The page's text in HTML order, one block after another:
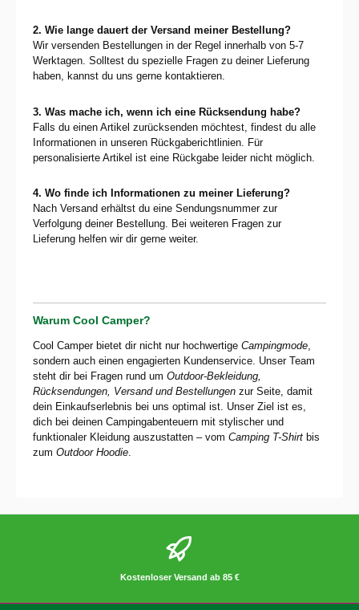
2. Wie lange dauert der Versand meiner Bestellung?
Wir versenden Bestellungen in der Regel innerhalb von 5-7
Werktagen. Solltest du spezielle Fragen zu deiner Lieferung
haben, kannst du uns gerne kontaktieren.
3. Was mache ich, wenn ich eine Rücksendung habe?
Falls du einen Artikel zurücksenden möchtest, findest du alle
Informationen in unseren Rückgaberichtlinien . Für
personalisierte Artikel ist eine Rückgabe leider nicht möglich.
4. Wo finde ich Informationen zu meiner Lieferung?
Nach Versand erhältst du eine Sendungsnummer zur
Verfolgung deiner Bestellung. Bei weiteren Fragen zur
Lieferung helfen wir dir gerne weiter.
Warum Cool Camper?
Cool Camper bietet dir nicht nur hochwertige Campingmode
sondern auch einen engagierten Kundenservice. Unser Team
steht dir bei Fragen rund um Outdoor-Bekleidung,
Rücksendungen, Versand und Bestellungen zur Seite, damit
dein Einkaufserlebnis bei uns optimal ist. Unser Ziel ist es,
dich bei deinen Campingabenteuern mit stylischer und
funktionaler Kleidung auszustatten – vom Camping T-Shirt bis
zum Outdoor Hoodie
Kostenloser Versand ab 85 €